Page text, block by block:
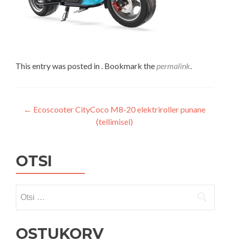
This entry was posted in . Bookmark thepermalink.
Navigeerimine
← Ecoscooter CityCoco M8-20 elektriroller punane
(tellimisel)
OTSI
OSTUKORV